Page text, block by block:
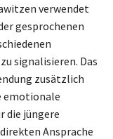
verwendet
gesprochenen
signalisieren. Das
zusätzlich
emotionale
die jüngere
Ansprache